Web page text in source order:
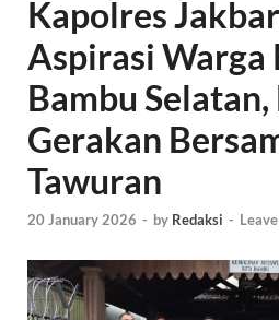
Kapolres
Aspirasi Warga
Bambu
Gerakan
Tawuran
20 January 2026 - by Redaksi -